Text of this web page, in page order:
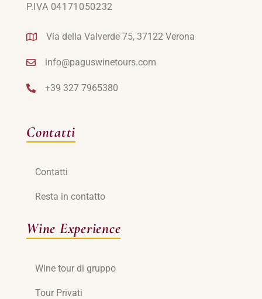
P.IVA 04171050232
Via della Valverde 75, 37122 Verona
info@paguswinetours.com
+39 327 7965380
Contatti
Contatti
Resta in contatto
Wine Experience
Wine tour di gruppo
Tour Privati